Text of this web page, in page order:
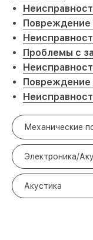
Повреждение
Проблемы с
Повреждение
Механические
Электроника/
Акустика